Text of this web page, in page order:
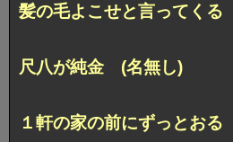
髪の毛よこせと言ってく
尺八が純金 (名無し)
１軒の家の前にずっとお